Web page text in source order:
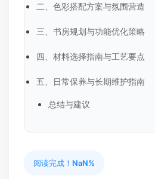
二、色彩搭配方案与氛围营造
三、书房规划与功能优化策略
四、材料选择指南与工艺要点
五、日常保养与长期维护指南
总结与建议
阅读完成！ NaN%